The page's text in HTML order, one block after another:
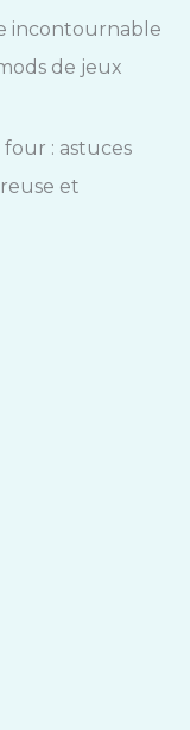
incontournable
de jeux
: astuces
et